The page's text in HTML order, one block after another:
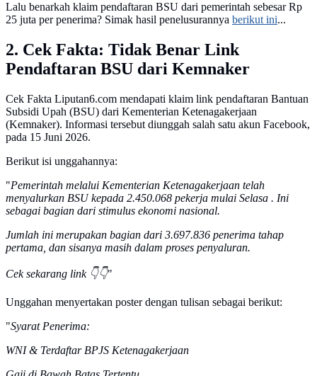
Lalu benarkah klaim pendaftaran BSU dari pemerintah sebesar Rp
25 juta per penerima? Simak hasil penelusurannya berikut ini...
2. Cek Fakta: Tidak Benar Link
Pendaftaran BSU dari Kemnaker
Cek Fakta Liputan6.com mendapati klaim link pendaftaran Bantuan
Subsidi Upah (BSU) dari Kementerian Ketenagakerjaan
(Kemnaker). Informasi tersebut diunggah salah satu akun Facebook,
pada 15 Juni 2026.
Berikut isi unggahannya:
"Pemerintah melalui Kementerian Ketenagakerjaan telah
menyalurkan BSU kepada 2.450.068 pekerja mulai Selasa . Ini
sebagai bagian dari stimulus ekonomi nasional.
Jumlah ini merupakan bagian dari 3.697.836 penerima tahap
pertama, dan sisanya masih dalam proses penyaluran.
Cek sekarang link 👇👇"
Unggahan menyertakan poster dengan tulisan sebagai berikut:
"Syarat Penerima:
WNI & Terdaftar BPJS Ketenagakerjaan